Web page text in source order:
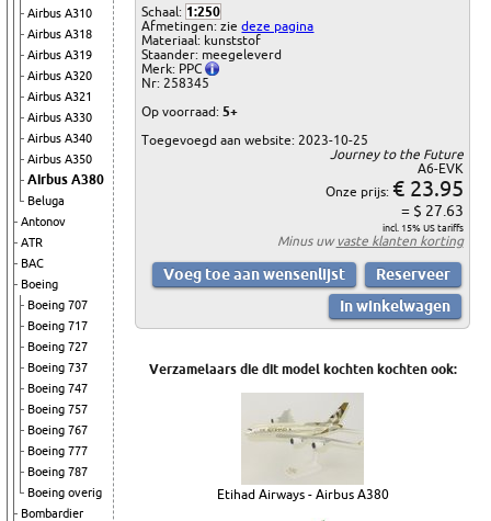
Airbus A310
Airbus A318
Airbus A319
Airbus A320
Airbus A321
Airbus A330
Airbus A340
Airbus A350
Airbus A380
Beluga
Antonov
ATR
BAC
Boeing
Boeing 707
Boeing 717
Boeing 727
Boeing 737
Boeing 747
Boeing 757
Boeing 767
Boeing 777
Boeing 787
Boeing overig
Bombardier
Schaal: 1:250
Afmetingen: ziedeze pagina
Materiaal: kunststof
Staander: meegeleverd
Merk: PPC
Nr: 258345
Op voorraad:5+
Toegevoegd aan website: 2023-10-25
Journey to the Future
A6-EVK
Onze prijs: € 23.95
= $ 27.63
incl. 15% US tariffs
Minus uwvaste klanten korting
Verzamelaars die dit model kochten kochten ook:
Etihad Airways - Airbus A380